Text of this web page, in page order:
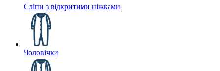
Сліпи з відкритими ніжками
Чоловічки